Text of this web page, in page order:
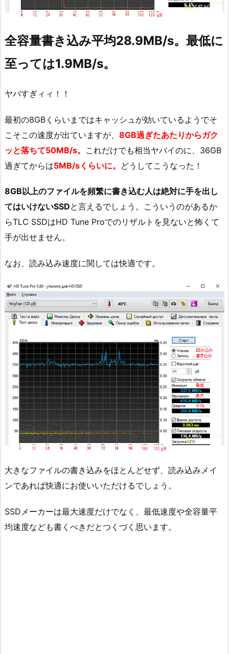
全容量書き込み平均28.9MB/s。最低に
至っては1.9MB/s。
ヤバすぎィィ！！
最初の8GBくらいまではキャッシュが効いているようでそ
こそこの速度が出ていますが、 8GB過ぎたあたりからガク
ッと落ちて50MB/s。 これだけでも相当ヤバイのに、36GB
過ぎてからは5MB/sくらいに。 どうしてこうなった！
8GB以上のファイルを頻繁に書き込む人は絶対に手を出し
てはいけないSSDと言えるでしょう。こういうのがあるか
らTLC SSDはHD Tune Proでのリザルトを見ないと怖くて
手が出せません。
なお、読み込み速度に関しては快適です。
大きなファイルの書き込みをほとんどせず、読み込みメイ
ンであれば快適にお使いいただけるでしょう。
SSDメーカーは最大速度だけでなく、最低速度や全容量平
均速度なども書くべきだとつくづく思います。